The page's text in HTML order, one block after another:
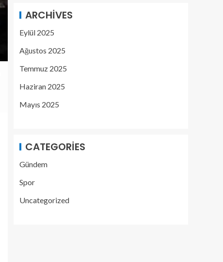
ARCHIVES
Eylül 2025
Ağustos 2025
Temmuz 2025
Haziran 2025
Mayıs 2025
CATEGORIES
Gündem
Spor
Uncategorized